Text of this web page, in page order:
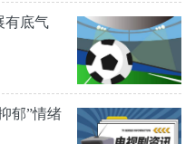
有底气
郁”情绪